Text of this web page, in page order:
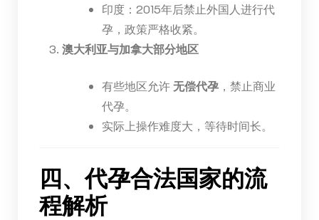
印度：2015年后禁止外国人进行代
孕，政策严格收紧。
澳大利亚与加拿大部分地区
有些地区允许无偿代孕，禁止商业
代孕。
实际上操作难度大，等待时间长。
四、代孕合法国家的流
程解析